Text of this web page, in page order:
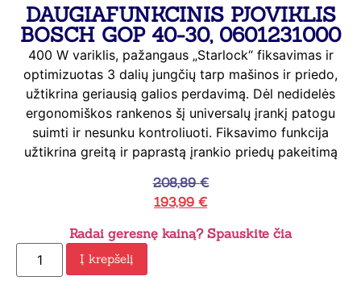
DAUGIAFUNKCINIS PJOVIKLIS
BOSCH GOP 40-30, 0601231000
400 W variklis, pažangaus „Starlock“ fiksavimas ir
optimizuotas 3 dalių jungčių tarp mašinos ir priedo,
užtikrina geriausią galios perdavimą. Dėl nedidelės
ergonomiškos rankenos šį universalų įrankį patogu
suimti ir nesunku kontroliuoti. Fiksavimo funkcija
užtikrina greitą ir paprastą įrankio priedų pakeitimą
208,89€
193,99 €
Radai geresnę kainą? Spauskite čia
Į krepšelį